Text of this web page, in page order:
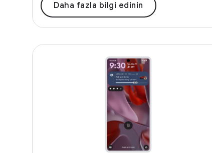
Daha fazla bilgi edinin